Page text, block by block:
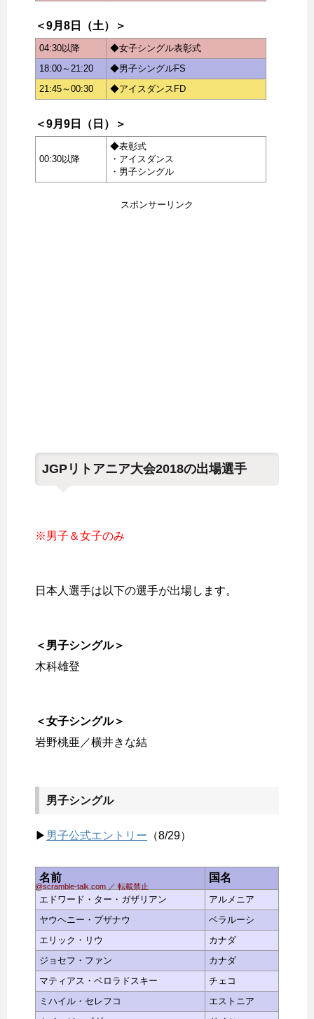
＜9月8日（土）＞
04:30以降
◆女子シングル表彰式
18:00～21:20
◆男子シングルFS
21:45～00:30
◆アイスダンスFD
＜9月9日（日）＞
00:30以降
◆表彰式
・アイスダンス
・男子シングル
スポンサーリンク
JGPリトアニア大会2018の出場選手
※男子＆女子のみ
日本人選手は以下の選手が出場します。
＜男子シングル＞
木科雄登
＜女子シングル＞
岩野桃亜／横井きな結
男子シングル
▶ 男子公式エントリー （8/29）
@scramble-talk.com ／ 転載禁止
名前 国名
エドワード・ター・ガザリアン
アルメニア
ヤウヘニー・プザナウ
ベラルーシ
エリック・リウ
カナダ
ジョセフ・ファン
カナダ
マティアス・ベロラドスキー
チェコ
ミハイル・セレフコ
エストニア